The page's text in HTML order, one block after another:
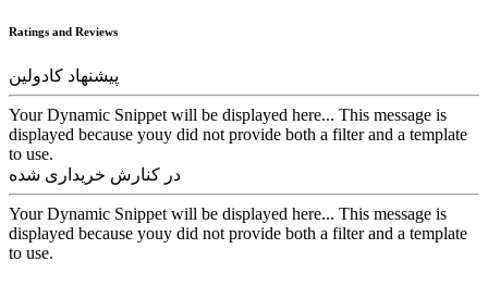
Ratings and Reviews
پیشنهاد کادولین
Your Dynamic Snippet will be displayed here... This message is
displayed because youy did not provide both a filter and a template
to use.
در کنارش خریداری شده
Your Dynamic Snippet will be displayed here... This message is
displayed because youy did not provide both a filter and a template
to use.